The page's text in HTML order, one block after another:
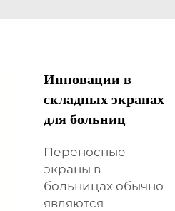
Инновации в
складных экранах
для больниц
Переносные
экраны в
больницах обычно
являются